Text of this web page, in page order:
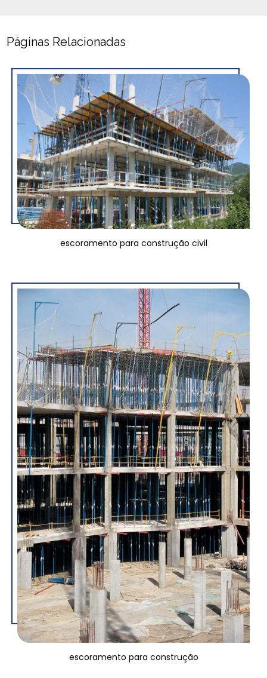
Páginas Relacionadas
escoramento para construção civil
escoramento para construção